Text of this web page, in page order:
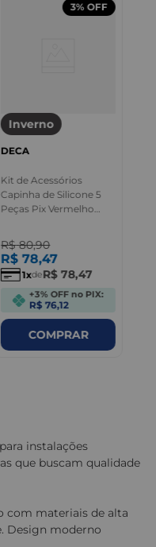
3% OFF
Inverno
DECA
Kit de Acessórios
Capinha de Silicone 5
Peças Pix Vermelho
R$ 80,90
R$ 78,47
1 deR$ 78,47
+3% OFF no PIX:
R$ 76,12
COMPRAR